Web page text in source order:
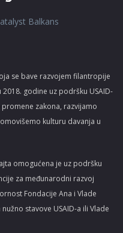
Balkans
se bave razvojem filantropije
godine uz podršku USAID-
zakona, razvijamo
kulturu davanja u
omogućena je uz podršku
za međunarodni razvoj
Fondacije Ana i Vlade
stavove USAID-a ili Vlade